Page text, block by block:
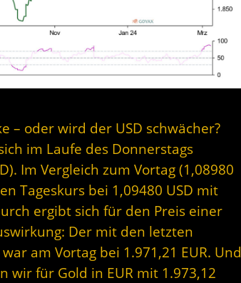
– oder wird der USD schwächer?
im Laufe des Donnerstags
Im Vergleich zum Vortag (1,08980
Tageskurs bei 1,09480 USD mit
ergibt sich für den Preis einer
Der mit den letzten
am Vortag bei 1.971,21 EUR. Und
wir für Gold in EUR mit 1.973,12